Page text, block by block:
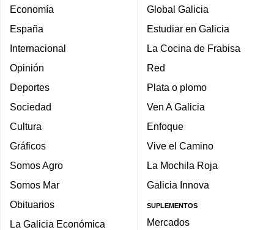
Economía
España
Internacional
Opinión
Deportes
Sociedad
Cultura
Gráficos
Somos Agro
Somos Mar
Obituarios
La Galicia Económica
Global Galicia
Estudiar en Galicia
La Cocina de Frabisa
Red
Plata o plomo
Ven A Galicia
Enfoque
Vive el Camino
La Mochila Roja
Galicia Innova
SUPLEMENTOS
Mercados